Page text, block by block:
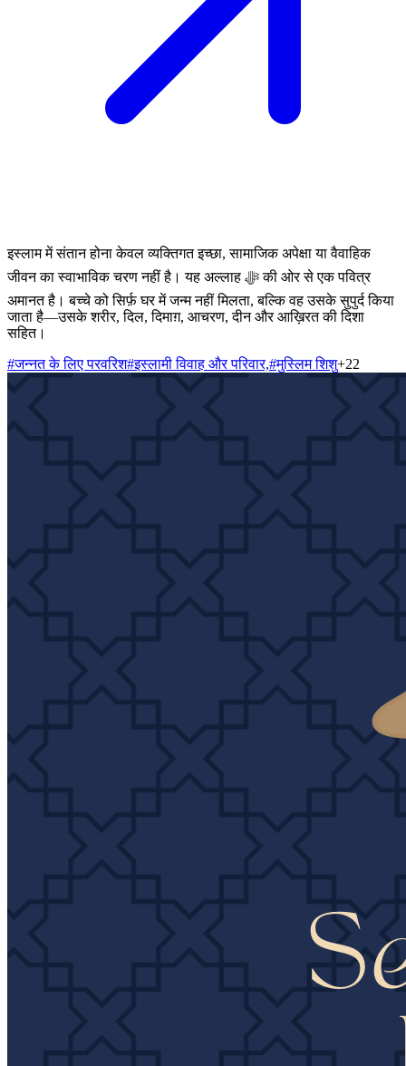
इस्लाम में संतान होना केवल व्यक्तिगत इच्छा, सामाजिक अपेक्षा या वैवाहिक
जीवन का स्वाभाविक चरण नहीं है। यह अल्लाह ﷻ की ओर से एक पवित्र
अमानत है। बच्चे को सिर्फ़ घर में जन्म नहीं मिलता, बल्कि वह उसके सुपुर्द किया
जाता है—उसके शरीर, दिल, दिमाग़, आचरण, दीन और आख़िरत की दिशा
सहित।
#जन्नत के लिए परवरिश#इस्लामी विवाह और परिवार,#मुस्लिम शिशु+22